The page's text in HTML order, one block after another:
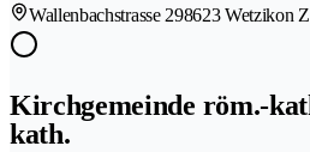
Wallenbachstrasse 298623 Wetzikon
Kirchgemeinde röm.-
kath.